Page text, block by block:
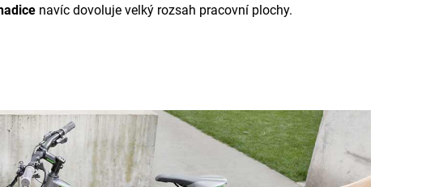
navíc dovoluje velký rozsah pracovní plochy.